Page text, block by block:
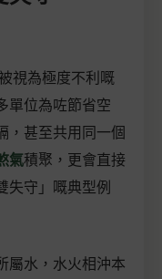
視為極度不利嘅
單位為咗節省空
，甚至共用同一個
氣積聚，更會直接
失守」嘅典型例
屬水，水火相沖本